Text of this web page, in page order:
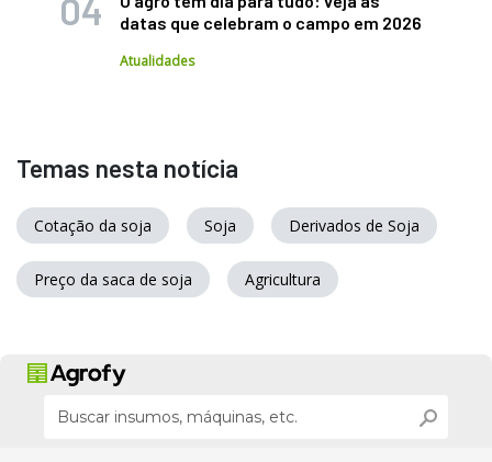
datas que celebram o campo em 2026
Atualidades
Temas nesta notícia
Cotação da soja Soja Derivados de Soja
Preço da saca de soja Agricultura